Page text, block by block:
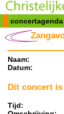
concertagenda
Naam:
Datum:
Dit concert
Tijd: